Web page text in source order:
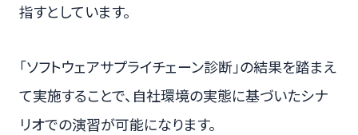
指すとしています。
「ソフトウェアサプライチェーン診断」の結果を踏まえ
て実施することで、自社環境の実態に基づいたシナ
リオでの演習が可能になります。